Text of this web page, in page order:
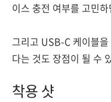
이스 충전 여부를 고민
그리고 USB-C 케이블
다는 것도 장점이 될 수
착용 샷